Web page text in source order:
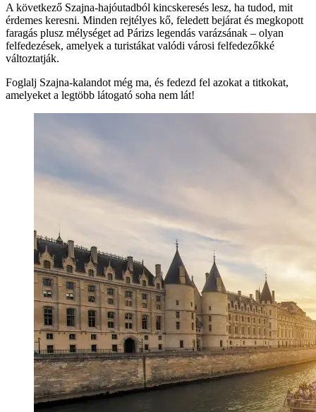
A következő Szajna-hajóutadból kincskeresés lesz, ha tudod, mit
érdemes keresni. Minden rejtélyes kő, feledett bejárat és megkopott
faragás plusz mélységet ad Párizs legendás varázsának – olyan
felfedezések, amelyek a turistákat valódi városi felfedezőkké
változtatják.
Foglalj Szajna-kalandot még ma, és fedezd fel azokat a titkokat,
amelyeket a legtöbb látogató soha nem lát!